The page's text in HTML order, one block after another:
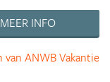
MEER INFO
van ANWB Vakantie